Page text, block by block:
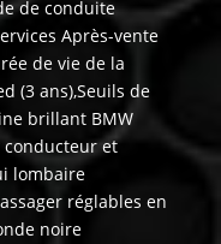
de conduite
Après-vente
de vie de la
(3 ans),Seuils de
brillant BMW
conducteur et
lombaire
réglables en
noire